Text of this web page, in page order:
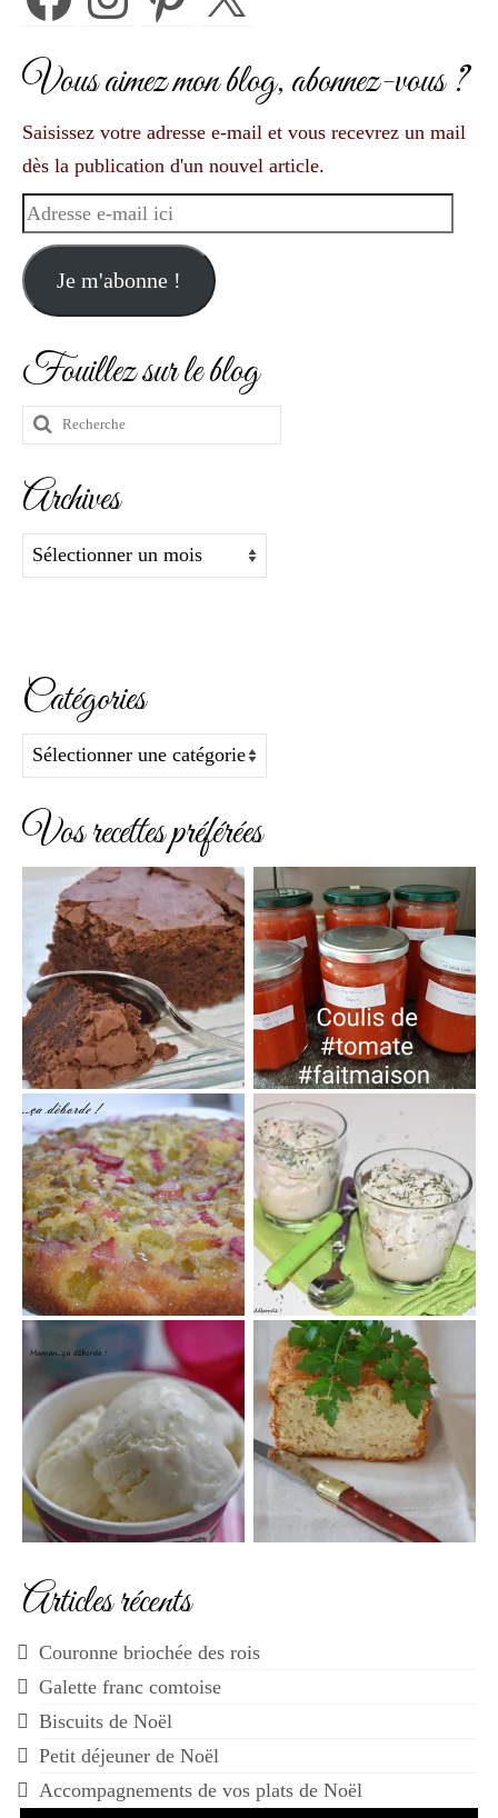
Vous aimez mon blog, abonnez-vous ?
Saisissez votre adresse e-mail et vous recevrez un mail
dès la publication d'un nouvel article.
Adresse
mail
ici
Je m'abonne !
Fouillez sur le blog
Rechercher
Archives
Archives
Catégories
Catégories
Vos recettes préférées
Articles récents
Couronne briochée des rois
Galette franc comtoise
Biscuits de Noël
Petit déjeuner de Noël
Accompagnements de vos plats de Noël